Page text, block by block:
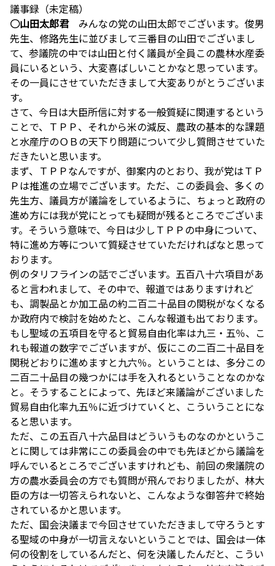
議事録（未定稿）
○山田太郎君みんなの党の山田太郎でございます。俊男
先生、修路先生に並びまして三番目の山田でございまし
て、参議院の中では山田と付く議員が全員この農林水産委
員にいるという、大変喜ばしいことかなと思っています。
その一員にさせていただきまして大変ありがとうございま
す。
さて、今日は大臣所信に対する一般質疑に関連するという
ことで、ＴＰＰ、それから米の減反、農政の基本的な課題
と水産庁のＯＢの天下り問題について少し質問させていた
だきたいと思います。
まず、ＴＰＰなんですが、御案内のとおり、我が党はＴＰ
Ｐは推進の立場でございます。ただ、この委員会、多くの
先生方、議員方が議論をしているように、ちょっと政府の
進め方には我が党にとっても疑問が残るところでございま
す。そういう意味で、今日は少しＴＰＰの中身について、
特に進め方等について質疑させていただければなと思って
おります。
例のタリフラインの話でございます。五百八十六項目があ
ると言われまして、その中で、報道ではありますけれど
も、調製品とか加工品の約二百二十品目の関税がなくなる
か政府内で検討を始めたと、こんな報道も出ております。
もし聖域の五項目を守ると貿易自由化率は九三・五％、こ
れも報道の数字でございますが、仮にこの二百二十品目を
関税どおりに進めますと九六％。ということは、多分この
二百二十品目の幾つかには手を入れるということなのかな
と。そうすることによって、先ほど来議論がございました
貿易自由化率九五％に近づけていくと、こういうことにな
ると思います。
ただ、この五百八十六品目はどういうものなのかというこ
とに関しては非常にこの委員会の中でも先ほどから議論を
呼んでいるところでございますけれども、前回の衆議院の
方の農水委員会の方でも質問が飛んでおりましたが、林大
臣の方は一切答えられないと、こんなような御答弁で終始
されているかと思います。
ただ、国会決議まで今回させていただきまして守ろうとす
る聖域の中身が一切言えないということでは、国会は一体
何の役割をしているんだと、何を決議したんだと、こうい